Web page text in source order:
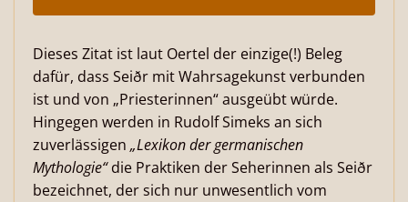
Dieses Zitat ist laut Oertel der einzige(!) Beleg
dafür, dass Seiðr mit Wahrsagekunst verbunden
ist und von „Priesterinnen“ ausgeübt würde.
Hingegen werden in Rudolf Simeks an sich
zuverlässigen „Lexikon der germanischen
Mythologie“die Praktiken der Seherinnen als Seiðr
bezeichnet, der sich nur unwesentlich vom